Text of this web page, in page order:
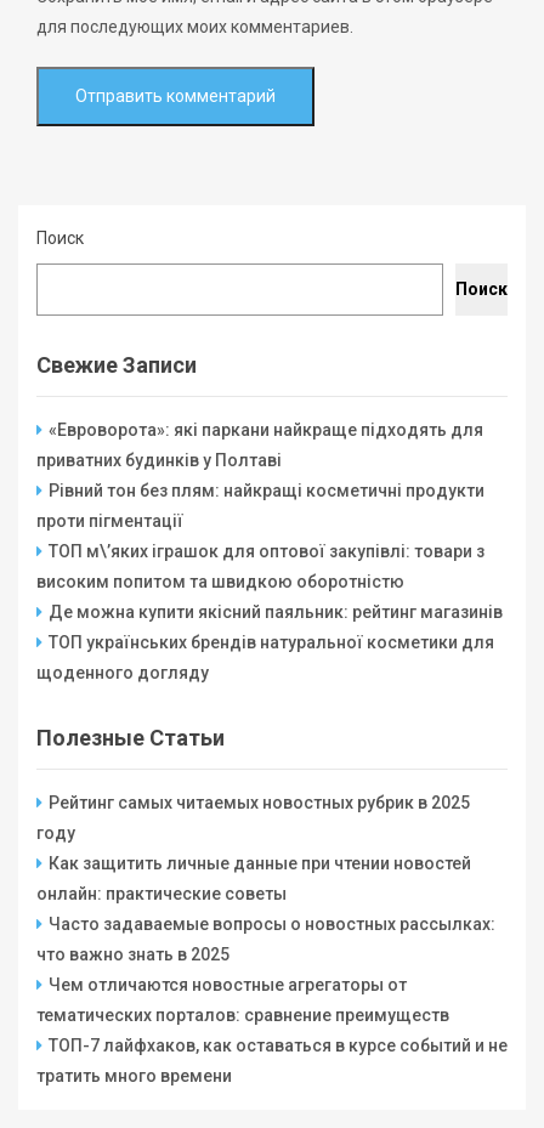
для последующих моих комментариев.
Поиск
Поиск
Свежие Записи
«Евроворота»: які паркани найкраще підходять для
приватних будинків у Полтаві
Рівний тон без плям: найкращі косметичні продукти
проти пігментації
ТОП м\’яких іграшок для оптової закупівлі: товари з
високим попитом та швидкою оборотністю
Де можна купити якісний паяльник: рейтинг магазинів
ТОП українських брендів натуральної косметики для
щоденного догляду
Полезные Статьи
Рейтинг самых читаемых новостных рубрик в 2025
году
Как защитить личные данные при чтении новостей
онлайн: практические советы
Часто задаваемые вопросы о новостных рассылках:
что важно знать в 2025
Чем отличаются новостные агрегаторы от
тематических порталов: сравнение преимуществ
ТОП-7 лайфхаков, как оставаться в курсе событий и не
тратить много времени